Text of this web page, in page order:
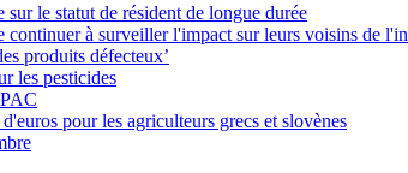
le statut de résident de longue durée
continuer à surveiller l'impact sur leurs voisins de
produits défecteux’
les pesticides
pour les agriculteurs grecs et slovènes